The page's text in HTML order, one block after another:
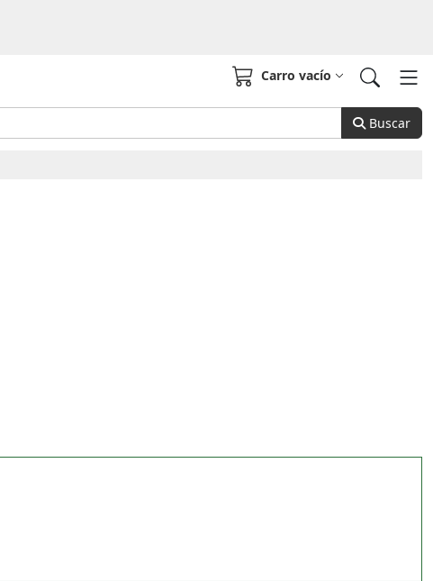
Buscar
Carro vacío